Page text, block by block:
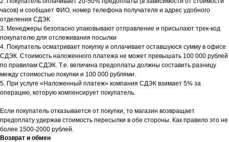
часов) и сообщает ФИО, номер телефона получателя и адрес удобного
отделения СДЭК
3. Менеджеры безопасно упаковывают отправление и присылают трек-код
покупателю для отслеживания посылки
4. Покупатель осматривает покупку и оплачивает оставшуюся сумму в офисе
СДЭК. Стоимость наложенного платежа не может превышать 100 000 рублей
по правилам СДЭК. Т.е. величина предоплаты должны составить разницу
между стоимостью покупки и 100 000 рублями.
5. При услуге «Наложенный платеж» компания СДЭК взимает 5% за
операцию, которую компенсирует покупатель.
Если покупатель отказывается от покупки, то магазин возвращает
предоплату удержав стоимость пересылки в обе стороны. Как правило это не
более 1500-2000 рублей.
Возврат и обмен